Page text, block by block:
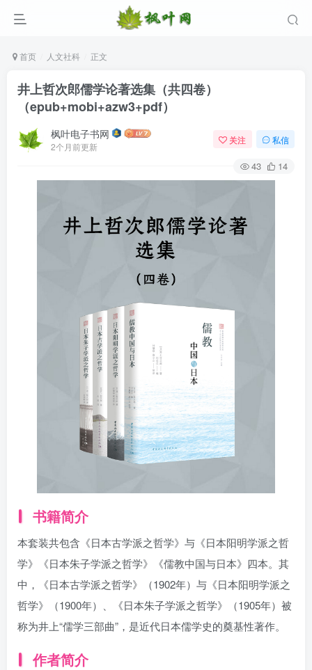
首页 人文社科 正文
井上哲次郎儒学论著选集（共四卷）
（epub+mobi+azw3+pdf）
枫叶电子书网
2个月前更新
关注 私信
43 14
书籍简介
本套装共包含《日本古学派之哲学》与《日本阳明学派之哲
学》《日本朱子学派之哲学》《儒教中国与日本》四本。其
中，《日本古学派之哲学》（1902年）与《日本阳明学派之
哲学》（1900年）、《日本朱子学派之哲学》（1905年）被
称为井上“儒学三部曲”，是近代日本儒学史的奠基性著作。
作者简介
登录
没有账号？立即注册
用户名/手机号/邮箱
记住登录 找回密码|免密登录
登录
社交账号登录